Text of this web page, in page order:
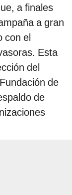
a finales
a gran
con el
Esta
del
de
de